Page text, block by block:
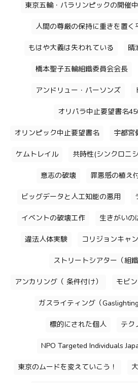
東京五輪・パラリンピックの開催
人間の尊厳の保持に重きを置く
もはや大義は失われている 晴
橋本聖子五輪組織委員会会長
アンドリュー・パーソンズ
オリパラ中止要望書名
オリンピック中止要望書名 宇都宮
ケムトレイル 共時性(シンクロニ
意志の破壊 罪悪感の植え
ビッグデータと人工知能の悪用
イベントの破壊工作 生きがいの
違法人体実験 コリジョンキャ
ストリートシアター（組
アンカリング（ 条件付け） モビ
ガスライティング（Gaslighting
標的にされた個人 テク
NPO Targeted Individuals
東京のムードを変えていこう！